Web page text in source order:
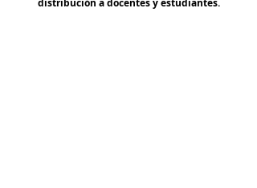
distribución a docentes y estudiantes.